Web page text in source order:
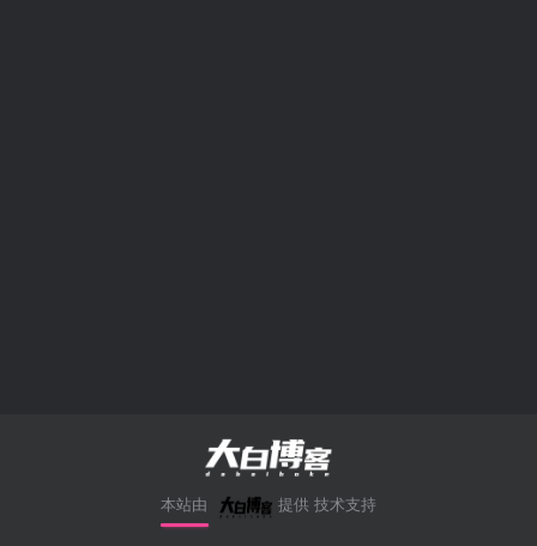
本站由 提供 技术支持